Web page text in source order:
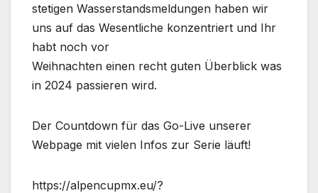
stetigen Wasserstandsmeldungen haben wir
uns auf das Wesentliche konzentriert und Ihr
habt noch vor
Weihnachten einen recht guten Überblick was
in 2024 passieren wird.
Der Countdown für das Go-Live unserer
Webpage mit vielen Infos zur Serie läuft!
https://alpencupmx.eu/?